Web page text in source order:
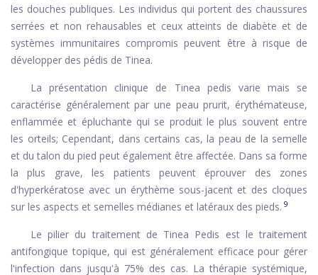
les douches publiques. Les individus qui portent des chaussures
serrées et non rehausables et ceux atteints de diabète et de
systèmes immunitaires compromis peuvent être à risque de
développer des pédis de Tinea.
La présentation clinique de Tinea pedis varie mais se
caractérise généralement par une peau prurit, érythémateuse,
enflammée et épluchante qui se produit le plus souvent entre
les orteils; Cependant, dans certains cas, la peau de la semelle
et du talon du pied peut également être affectée. Dans sa forme
la plus grave, les patients peuvent éprouver des zones
d'hyperkératose avec un érythème sous-jacent et des cloques
sur les aspects et semelles médianes et latéraux des pieds. 9
Le pilier du traitement de Tinea Pedis est le traitement
antifongique topique, qui est généralement efficace pour gérer
l'infection dans jusqu'à 75% des cas. La thérapie systémique,